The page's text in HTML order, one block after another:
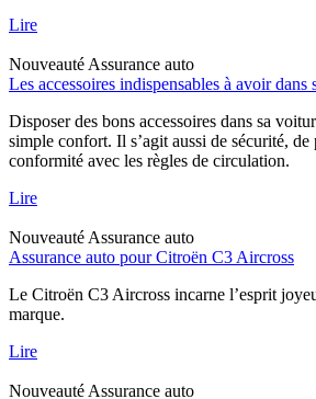
Lire
Nouveauté Assurance auto
Les accessoires indispensables à avoir dans
Disposer des bons accessoires dans sa
simple confort. Il s’agit aussi de sécurité, de
conformité avec les règles de circulation.
Lire
Nouveauté Assurance auto
Assurance auto pour Citroën C3 Aircross
Le Citroën C3 Aircross incarne l’esprit
marque.
Lire
Nouveauté Assurance auto